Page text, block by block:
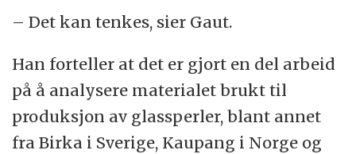
– Det kan tenkes, sier Gaut.
Han forteller at det er gjort en del arbeid
på å analysere materialet brukt til
produksjon av glassperler, blant annet
fra Birka i Sverige, Kaupang i Norge og